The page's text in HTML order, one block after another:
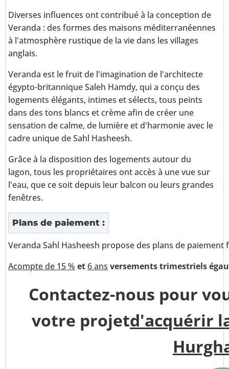
Diverses influences ont contribué à la conception de
Veranda : des formes des maisons méditerranéennes
à l'atmosphère rustique de la vie dans les villages
anglais.
Veranda est le fruit de l'imagination de l'architecte
égypto-britannique Saleh Hamdy, qui a conçu des
logements élégants, intimes et sélects, tous peints
dans des tons blancs et crème afin de créer une
sensation de calme, de lumière et d'harmonie avec le
cadre unique de Sahl Hasheesh.
Grâce à la disposition des logements autour du
lagon, tous les propriétaires ont accès à une vue sur
l'eau, que ce soit depuis leur balcon ou leurs grandes
fenêtres.
Plans de paiement :
Veranda Sahl Hasheesh propose des plans de paiement
Acompte de 15 % et6 ans versements trimestriels
Contactez-nous pour
votre projetd'acquérir